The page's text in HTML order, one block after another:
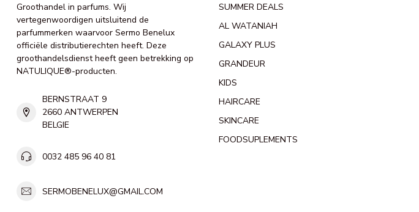
Groothandel in parfums. Wij
vertegenwoordigen uitsluitend de
parfummerken waarvoor Sermo Benelux
officiële distributierechten heeft. Deze
groothandelsdienst heeft geen betrekking op
NATULIQUE®-producten.
BERNSTRAAT 9
2660 ANTWERPEN
BELGIE
0032 485 96 40 81
SERMOBENELUX@GMAIL.COM
SUMMER DEALS
AL WATANIAH
GALAXY PLUS
GRANDEUR
KIDS
HAIRCARE
SKINCARE
FOODSUPLEMENTS